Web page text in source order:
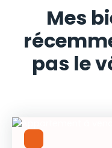
Mes
pas le